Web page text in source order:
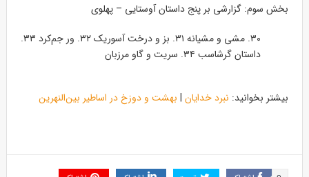
بخش سوم: گزارشی بر پنج داستان آوستایی – پهلوی
۳۰. مشی و مشیانه ۳۱. بز و درخت آسوریک ۳۲. ور جم‌کرد ۳۳.
داستان گرشاسب ۳۴. سریت و گاو مرزبان
بیشتر بخوانید: نبرد خدایان| بهشت و دوزخ در اساطیر بین‌النهرین